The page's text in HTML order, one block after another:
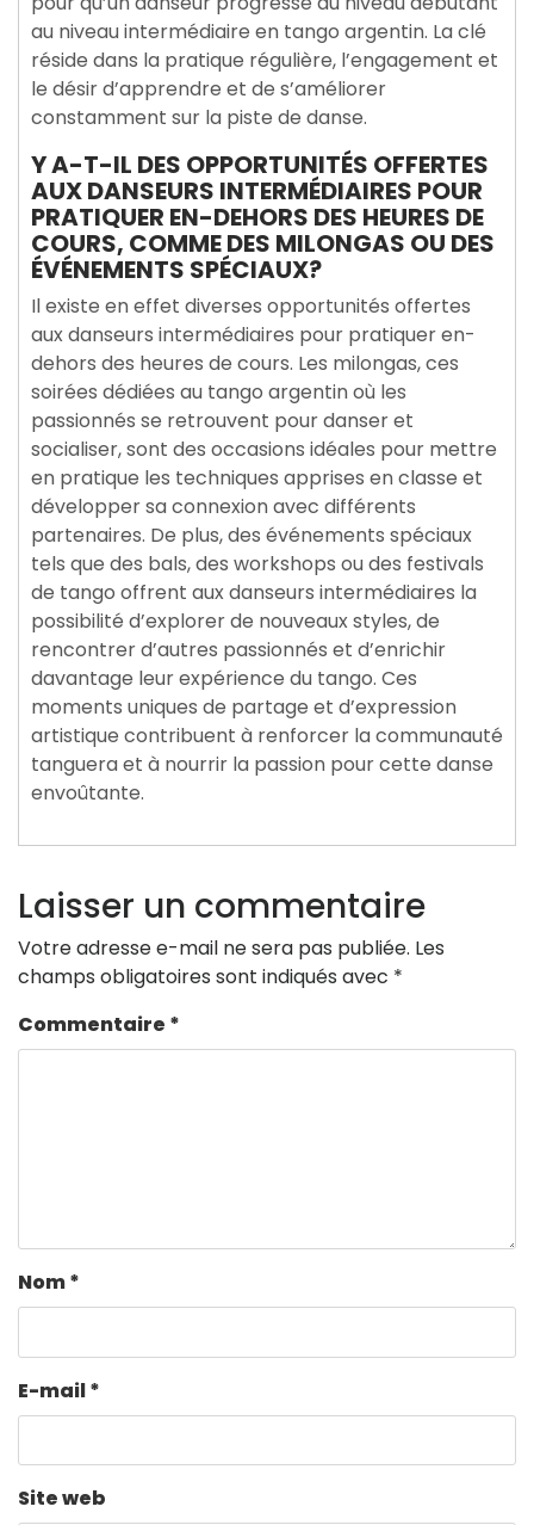
au niveau intermédiaire en tango argentin. La clé
réside dans la pratique régulière, l’engagement et
le désir d’apprendre et de s’améliorer
constamment sur la piste de danse.
Y A-T-IL DES OPPORTUNITÉS OFFERTES
AUX DANSEURS INTERMÉDIAIRES POUR
PRATIQUER EN-DEHORS DES HEURES DE
COURS, COMME DES MILONGAS OU DES
ÉVÉNEMENTS SPÉCIAUX?
Il existe en effet diverses opportunités offertes
aux danseurs intermédiaires pour pratiquer en-
dehors des heures de cours. Les milongas, ces
soirées dédiées au tango argentin où les
passionnés se retrouvent pour danser et
socialiser, sont des occasions idéales pour mettre
en pratique les techniques apprises en classe et
développer sa connexion avec différents
partenaires. De plus, des événements spéciaux
tels que des bals, des workshops ou des festivals
de tango offrent aux danseurs intermédiaires la
possibilité d’explorer de nouveaux styles, de
rencontrer d’autres passionnés et d’enrichir
davantage leur expérience du tango. Ces
moments uniques de partage et d’expression
artistique contribuent à renforcer la communauté
tanguera et à nourrir la passion pour cette danse
envoûtante.
Laisser un commentaire
Votre adresse e-mail ne sera pas publiée. Les
champs obligatoires sont indiqués avec *
Commentaire *
Nom*
E-mail*
Site web